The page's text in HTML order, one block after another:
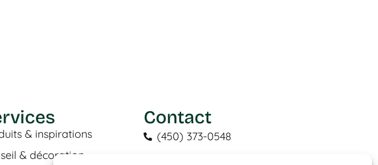
& inspirations
& décoration
Contact
(450) 373-0548